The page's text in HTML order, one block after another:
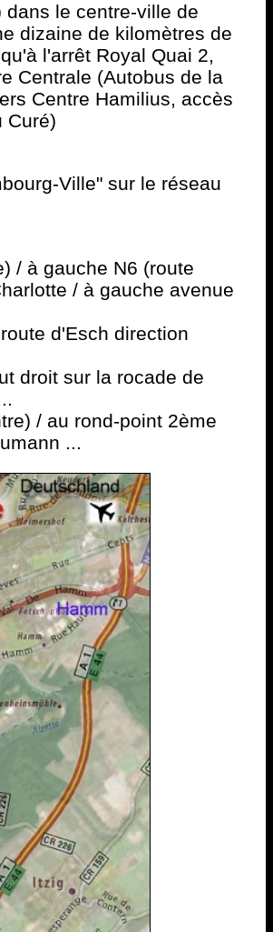
le centre-ville de
dizaine de kilomètres de
l'arrêt Royal Quai 2,
Centrale (Autobus de la
Centre Hamilius, accès
Curé)
Ville" sur le réseau
/ à gauche N6 (route
/ à gauche avenue
d'Esch direction
droit sur la rocade de
/ au rond-point 2ème
...